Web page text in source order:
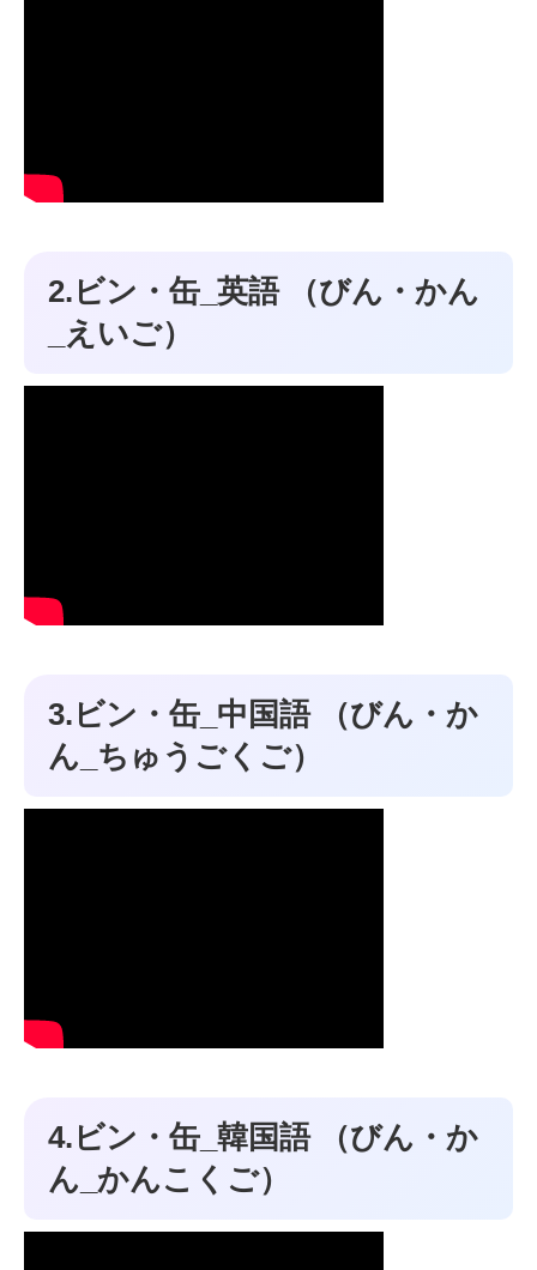
2.ビン・缶_英語 （びん・かん
_えいご）
3.ビン・缶_中国語 （びん・か
ん_ちゅうごくご）
4.ビン・缶_韓国語 （びん・か
ん_かんこくご）